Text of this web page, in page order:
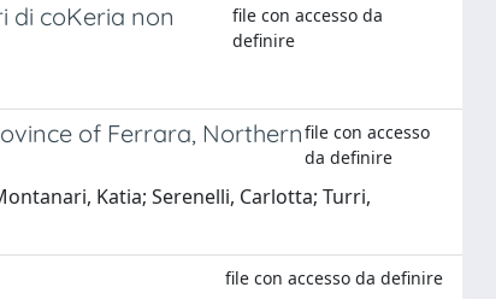
di coKeria non
file con accesso da
definire
of Ferrara, Northernfile con accesso
da definire
Katia; Serenelli, Carlotta; Turri,
file con accesso da definire